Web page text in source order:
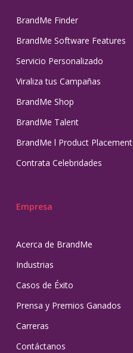
BrandMe Finder
BrandMe Software Features
Servicio Personalizado
Viraliza tus Campañas
BrandMe Shop
BrandMe Talent
BrandMe l Product Placement
Contrata Celebridades
Empresa
Acerca de BrandMe
Industrias
Casos de Éxito
Prensa y Premios Ganados
Carreras
Contáctanos